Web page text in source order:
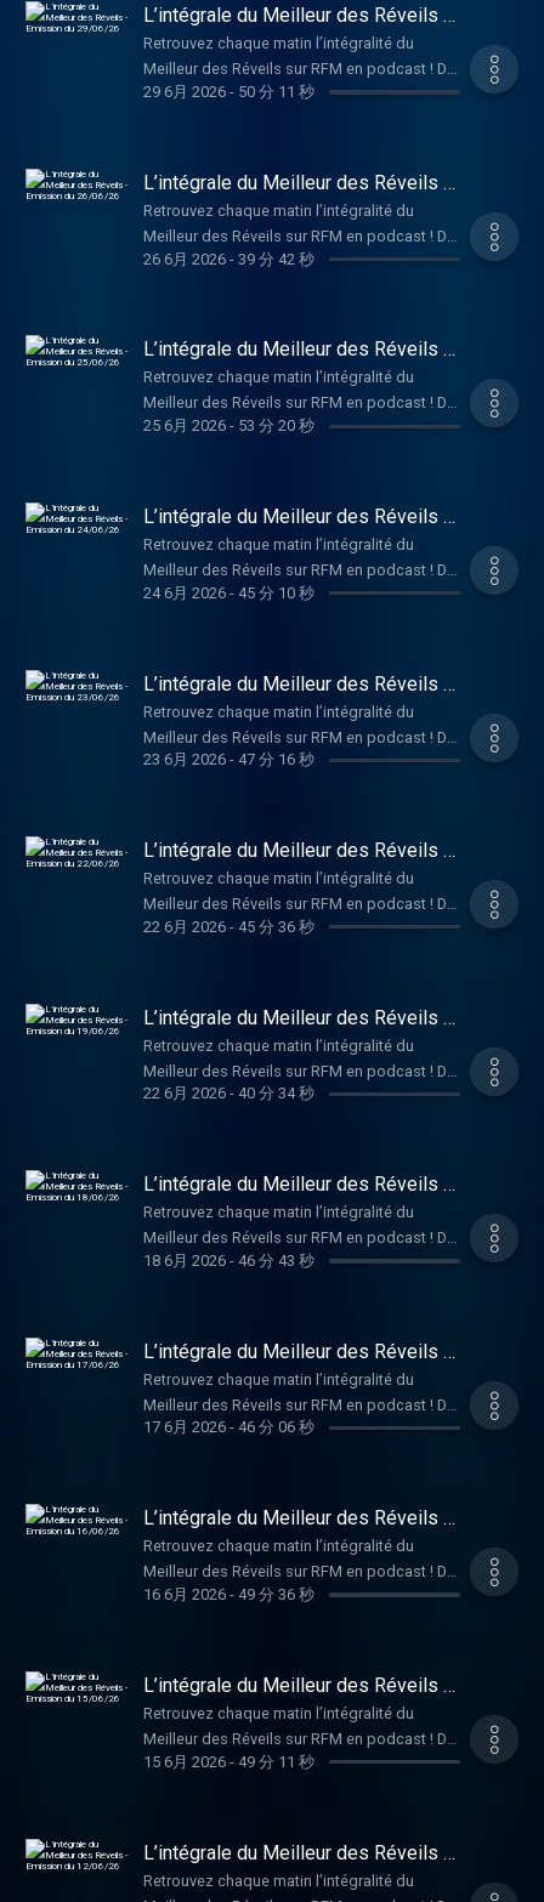
Ithurbide ! Hébergé par Audiomeans. Visitez
audiomeans.fr/politique-de-confidentialite
pour plus d'informations.
L’intégrale du Meilleur des Réveils -
Emission du 29/06/26
Retrouvez chaque matin l’intégralité du
Meilleur des Réveils sur RFM en podcast ! De
la bonne humeur, de la musique, et des infos
Ithurbide ! Hébergé par Audiomeans. Visitez
audiomeans.fr/politique-de-confidentialite
pour plus d'informations.
29 6月 2026- 50 分 11 秒
L’intégrale du Meilleur des Réveils -
Emission du 26/06/26
Retrouvez chaque matin l’intégralité du
Meilleur des Réveils sur RFM en podcast ! De
la bonne humeur, de la musique, et des infos
Ithurbide ! Hébergé par Audiomeans. Visitez
audiomeans.fr/politique-de-confidentialite
pour plus d'informations.
26 6月 2026- 39 分 42 秒
L’intégrale du Meilleur des Réveils -
Emission du 25/06/26
Retrouvez chaque matin l’intégralité du
Meilleur des Réveils sur RFM en podcast ! De
la bonne humeur, de la musique, et des infos
Ithurbide ! Hébergé par Audiomeans. Visitez
audiomeans.fr/politique-de-confidentialite
pour plus d'informations.
25 6月 2026- 53 分 20 秒
L’intégrale du Meilleur des Réveils -
Emission du 24/06/26
Retrouvez chaque matin l’intégralité du
Meilleur des Réveils sur RFM en podcast ! De
la bonne humeur, de la musique, et des infos
Ithurbide ! Hébergé par Audiomeans. Visitez
audiomeans.fr/politique-de-confidentialite
pour plus d'informations.
24 6月 2026- 45 分 10 秒
L’intégrale du Meilleur des Réveils -
Emission du 23/06/26
Retrouvez chaque matin l’intégralité du
Meilleur des Réveils sur RFM en podcast ! De
la bonne humeur, de la musique, et des infos
Ithurbide ! Hébergé par Audiomeans. Visitez
audiomeans.fr/politique-de-confidentialite
pour plus d'informations.
23 6月 2026- 47 分 16 秒
L’intégrale du Meilleur des Réveils -
Emission du 22/06/26
Retrouvez chaque matin l’intégralité du
Meilleur des Réveils sur RFM en podcast ! De
la bonne humeur, de la musique, et des infos
Ithurbide ! Hébergé par Audiomeans. Visitez
audiomeans.fr/politique-de-confidentialite
pour plus d'informations.
22 6月 2026- 45 分 36 秒
L’intégrale du Meilleur des Réveils -
Emission du 19/06/26
Retrouvez chaque matin l’intégralité du
Meilleur des Réveils sur RFM en podcast ! De
la bonne humeur, de la musique, et des infos
Ithurbide ! Hébergé par Audiomeans. Visitez
audiomeans.fr/politique-de-confidentialite
pour plus d'informations.
22 6月 2026- 40 分 34 秒
L’intégrale du Meilleur des Réveils -
Emission du 18/06/26
Retrouvez chaque matin l’intégralité du
Meilleur des Réveils sur RFM en podcast ! De
la bonne humeur, de la musique, et des infos
Ithurbide ! Hébergé par Audiomeans. Visitez
audiomeans.fr/politique-de-confidentialite
pour plus d'informations.
18 6月 2026- 46 分 43 秒
L’intégrale du Meilleur des Réveils -
Emission du 17/06/26
Retrouvez chaque matin l’intégralité du
Meilleur des Réveils sur RFM en podcast ! De
la bonne humeur, de la musique, et des infos
Ithurbide ! Hébergé par Audiomeans. Visitez
audiomeans.fr/politique-de-confidentialite
pour plus d'informations.
17 6月 2026- 46 分 06 秒
L’intégrale du Meilleur des Réveils -
Emission du 16/06/26
Retrouvez chaque matin l’intégralité du
Meilleur des Réveils sur RFM en podcast ! De
la bonne humeur, de la musique, et des infos
Ithurbide ! Hébergé par Audiomeans. Visitez
audiomeans.fr/politique-de-confidentialite
pour plus d'informations.
16 6月 2026- 49 分 36 秒
L’intégrale du Meilleur des Réveils -
Emission du 15/06/26
Retrouvez chaque matin l’intégralité du
Meilleur des Réveils sur RFM en podcast ! De
la bonne humeur, de la musique, et des infos
audiomeans.fr/politique-de-confidentialite
pour plus d'informations.
15 6月 2026- 49 分 11 秒
L’intégrale du Meilleur des Réveils -
Emission du 12/06/26
Retrouvez chaque matin l’intégralité du